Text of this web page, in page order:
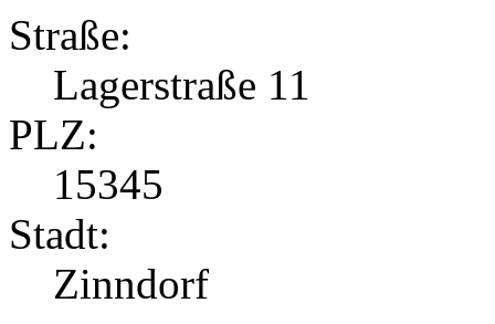
Straße:
Lagerstraße 11
PLZ:
15345
Stadt:
Zinndorf